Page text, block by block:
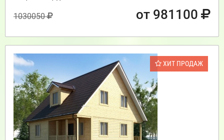
1030050 от 981100
ХИТ ПРОДАЖ